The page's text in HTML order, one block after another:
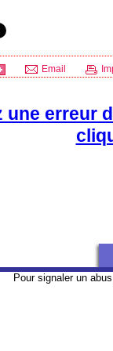
Email
une erreur
Pour signaler un